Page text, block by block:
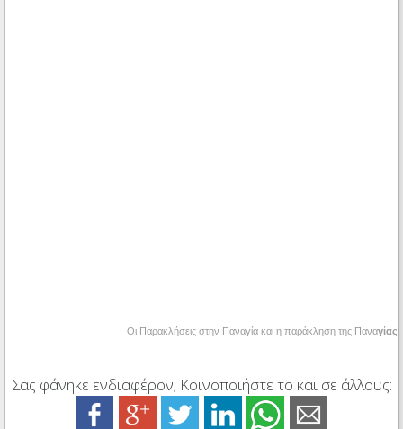
Οι Παρακλήσεις στην Παναγία και η παράκληση της Παναγίας
Σας φάνηκε ενδιαφέρον; Κοινοποιήστε το και σε άλλους: